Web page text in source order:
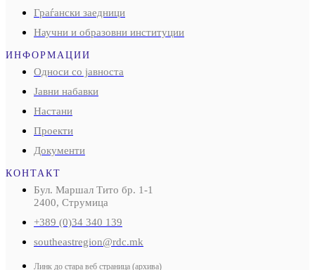
Граѓански заедници
Научни и образовни институции
ИНФОРМАЦИИ
Односи со јавноста
Јавни набавки
Настани
Проекти
Документи
КОНТАКТ
Бул. Маршал Тито бр. 1-1
2400, Струмица
+389 (0)34 340 139
southeastregion@rdc.mk
Линк до стара веб страница (архива)